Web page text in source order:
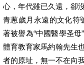
心，年代雖已久遠，卻
青蔥歲月永遠的文化符
著被譽為“中國醫學圣
體育教育家馬約翰先生
者的原址，無一不在向